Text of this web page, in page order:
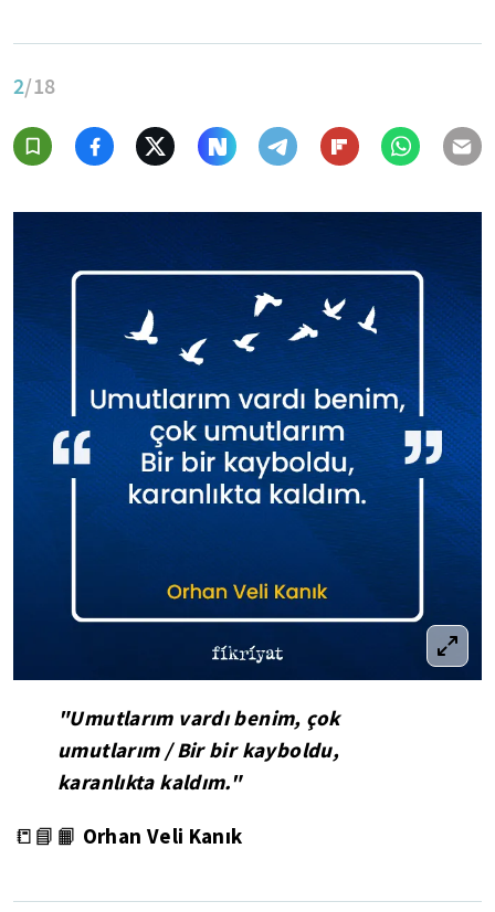
2/18
"Umutlarım vardı benim, çok
umutlarım / Bir bir kayboldu,
karanlıkta kaldım."
📒📘📙 Orhan Veli Kanık